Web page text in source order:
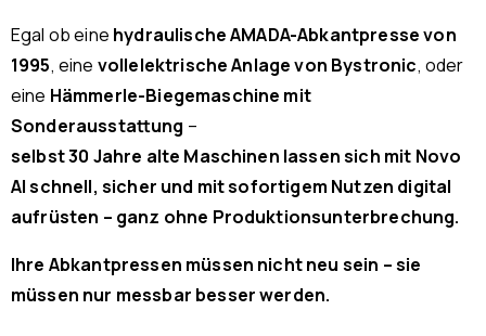
Egal ob eine hydraulische AMADA-Abkantpresse von
1995, eine vollelektrische Anlage von Bystronic, oder
eine Hämmerle-Biegemaschine mit
Sonderausstattung –
selbst 30 Jahre alte Maschinen lassen sich mit Novo
AI schnell, sicher und mit sofortigem Nutzen digital
aufrüsten – ganz ohne Produktionsunterbrechung.
Ihre Abkantpressen müssen nicht neu sein – sie
müssen nur messbar besser werden.